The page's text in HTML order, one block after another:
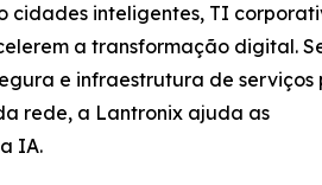
cidades inteligentes, TI
a transformação digital.
e infraestrutura de serviços
rede, a Lantronix ajuda as
IA.